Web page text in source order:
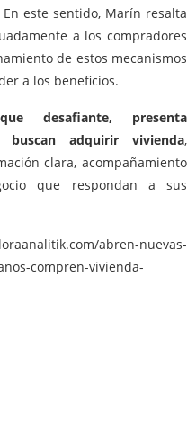
este sentido, Marín resalta
a los compradores
de estos mecanismos
a los beneficios.
desafiante, presenta
buscan adquirir vivienda,
clara, acompañamiento
que respondan a sus
abren-nuevas-
compren-vivienda-